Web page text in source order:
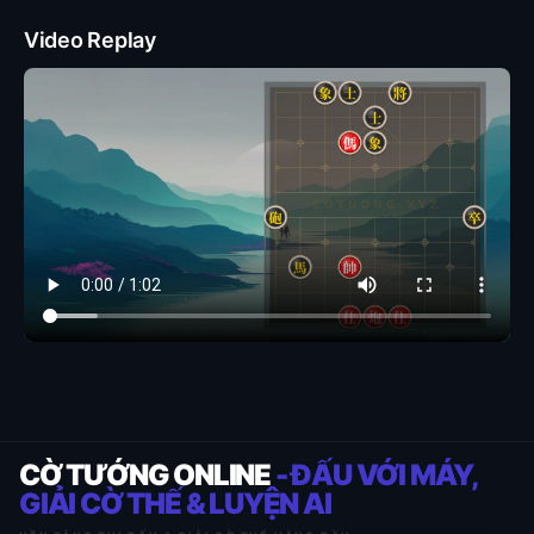
Video Replay
CỜ TƯỚNG ONLINE- ĐẤU VỚI MÁY,
GIẢI CỜ THẾ & LUYỆN AI